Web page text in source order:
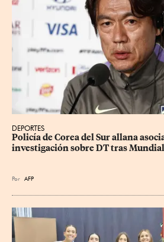
DEPORTES
Policía de Corea del Sur allana
investigación sobre DT tras
Por AFP